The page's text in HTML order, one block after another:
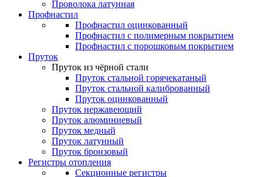
Проволока латунная
Профнастил
Профнастил оцинкованный
Профнастил с полимерным покрытием
Профнастил с порошковым покрытием
Пруток
Пруток из чёрной стали
Пруток стальной горячекатаный
Пруток стальной калиброванный
Пруток оцинкованный
Пруток нержавеющий
Пруток алюминиевый
Пруток медный
Пруток латунный
Пруток бронзовый
Регистры отопления
Секционные регистры